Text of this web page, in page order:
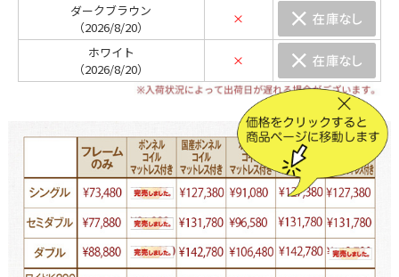
ダークブラウン
（2026/8/20）
×
ホワイト
（2026/8/20）
×